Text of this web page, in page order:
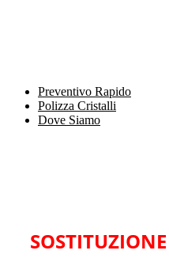
Preventivo Rapido
Polizza Cristalli
Dove Siamo